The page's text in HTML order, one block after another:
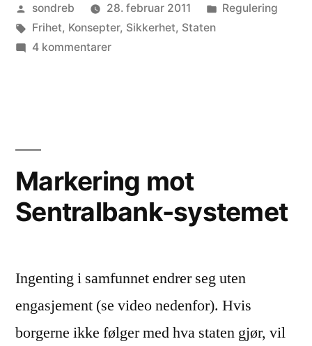
Publisert
av
sondreb 28. februar 2011
Publisert
Regulering
Stikkord:
Frihet, Konsepter, Sikkerhet, Staten
4 kommentarertil
Markering mot
Sentralbank-systemet
Ingenting i samfunnet endrer seg uten
engasjement (se video nedenfor). Hvis
borgerne ikke følger med hva staten gjør, vil